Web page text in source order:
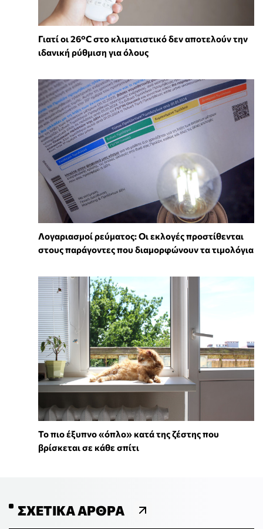
Γιατί οι 26°C στο κλιματιστικό δεν αποτελούν την
ιδανική ρύθμιση για όλους
Λογαριασμοί ρεύματος: Οι εκλογές προστίθενται
στους παράγοντες που διαμορφώνουν τα τιμολόγια
To πιο έξυπνο «όπλο» κατά της ζέστης που
βρίσκεται σε κάθε σπίτι
ΣΧΕΤΙΚΆ ΆΡΘΡΑ